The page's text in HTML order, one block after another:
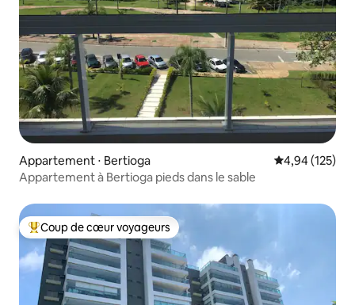
Appartement ⋅ Bertioga Évaluation
4,94 (125)
Appartement à Bertioga pieds dans le sable
Coups de cœur voyageurs les plus appréciés
Coup de cœur voyageurs